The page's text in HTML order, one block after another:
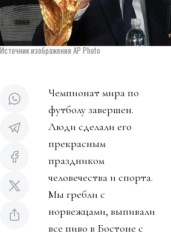
Источник изображения AP Photo
Чемпионат мира по
футболу завершен.
Люди сделали его
прекрасным
праздником
человечества и спорта.
Мы гребли с
норвежцами, выпивали
все пиво в Бостоне с